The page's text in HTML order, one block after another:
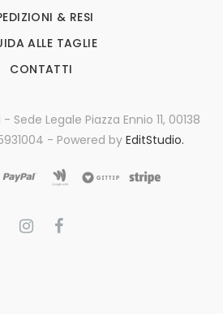
& RESI
ALLE TAGLIE
CONTATTI
Legale Piazza Ennio 11, 00138
- Powered by EditStudio.